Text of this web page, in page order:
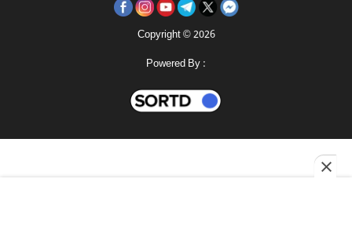
Copyright © 2026
Powered By :